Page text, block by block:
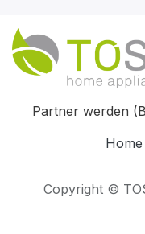
Partner werden
Home
Copyright ©